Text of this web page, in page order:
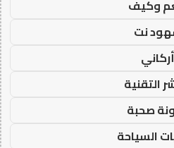
وكيف
نت
أركاني
التقنية
صحبة
السياحة